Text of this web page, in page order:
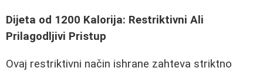
Dijeta od 1200 Kalorija: Restriktivni Ali
Prilagodljivi Pristup
Ovaj restriktivni način ishrane zahteva striktno